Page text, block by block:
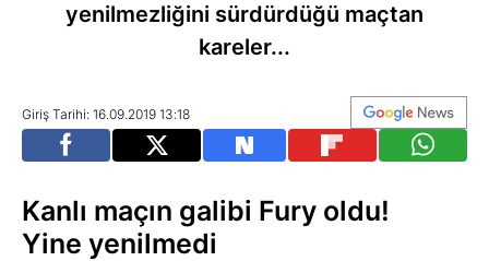
yenilmezliğini sürdürdüğü maçtan
kareler...
Giriş Tarihi: 16.09.2019 13:18
Kanlı maçın galibi Fury oldu!
Yine yenilmedi